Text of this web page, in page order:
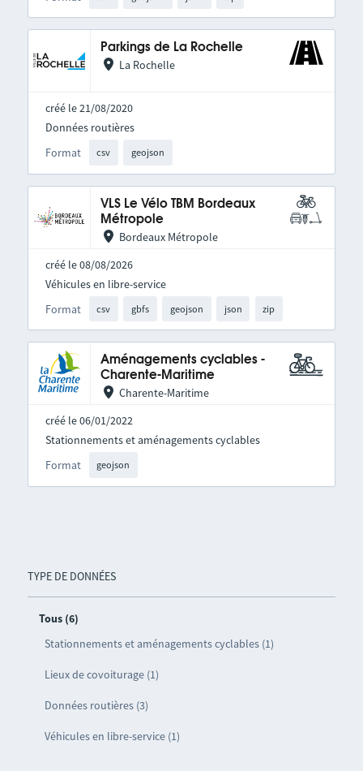
TYPE DE DONNÉES
Tous (6)
Stationnements et aménagements cyclables (1)
Lieux de covoiturage (1)
Données routières (3)
Véhicules en libre-service (1)
Parkings de La Rochelle
La Rochelle
créé le 21/08/2020
Format csv geojson
Données routières
VLS Le Vélo TBM Bordeaux
Métropole
Bordeaux Métropole
créé le 08/08/2026
Format csv gbfs geojson json zip
Véhicules en libre-service
Aménagements cyclables -
Charente-Maritime
Charente-Maritime
créé le 06/01/2022
Format geojson
Stationnements et aménagements cyclables